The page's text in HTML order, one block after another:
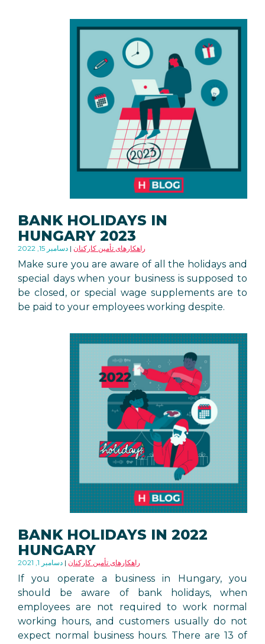
BANK HOLIDAYS IN
HUNGARY 2023
دسامبر 15, 2022 راهکارهای تأمین کارکنان
Make sure you are aware of all the holidays and
special days when your business is supposed to
be closed, or special wage supplements are to
be paid to your employees working despite.
BANK HOLIDAYS IN 2022
HUNGARY
دسامبر 1, 2021 راهکارهای تأمین کارکنان
If you operate a business in Hungary, you
should be aware of bank holidays, when
employees are not required to work normal
working hours, and customers usually do not
expect normal business hours. There are 13 of